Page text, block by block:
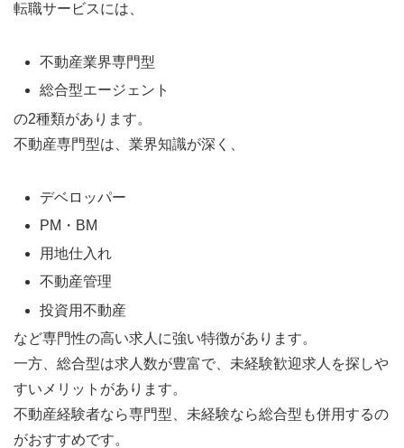
転職サービスには、
不動産業界専門型
総合型エージェント
の2種類があります。
不動産専門型は、業界知識が深く、
デベロッパー
PM・BM
用地仕入れ
不動産管理
投資用不動産
など専門性の高い求人に強い特徴があります。
一方、総合型は求人数が豊富で、未経験歓迎求人を探しや
すいメリットがあります。
不動産経験者なら専門型、未経験なら総合型も併用するの
がおすすめです。